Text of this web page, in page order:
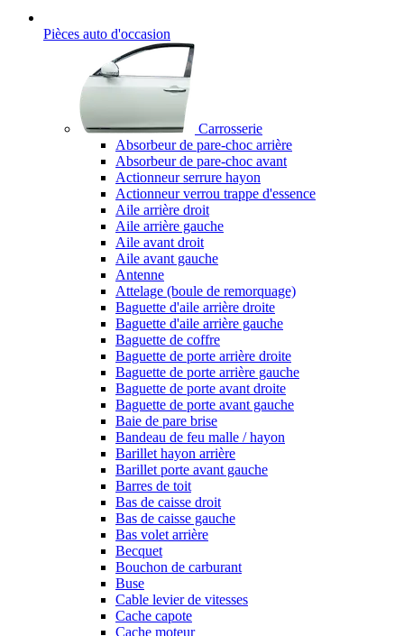
Pièces auto d'occasion
Carrosserie
Absorbeur de pare-choc arrière
Absorbeur de pare-choc avant
Actionneur serrure hayon
Actionneur verrou trappe d'essence
Aile arrière droit
Aile arrière gauche
Aile avant droit
Aile avant gauche
Antenne
Attelage (boule de remorquage)
Baguette d'aile arrière droite
Baguette d'aile arrière gauche
Baguette de coffre
Baguette de porte arrière droite
Baguette de porte arrière gauche
Baguette de porte avant droite
Baguette de porte avant gauche
Baie de pare brise
Bandeau de feu malle / hayon
Barillet hayon arrière
Barillet porte avant gauche
Barres de toit
Bas de caisse droit
Bas de caisse gauche
Bas volet arrière
Becquet
Bouchon de carburant
Buse
Cable levier de vitesses
Cache capote
Cache moteur